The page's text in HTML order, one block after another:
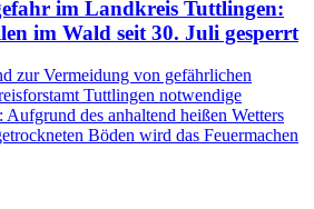
im Landkreis Tuttlingen:
im Wald seit 30. Juli gesperrt
zur Vermeidung von gefährlichen
Tuttlingen notwendige
Aufgrund des anhaltend heißen Wetters
Böden wird das Feuermachen